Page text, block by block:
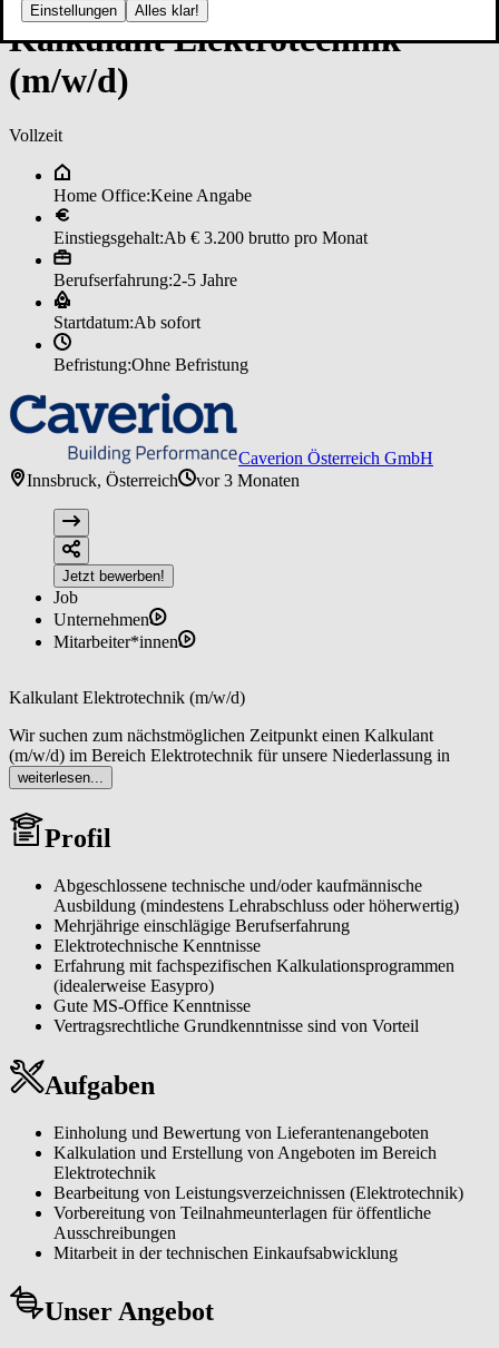
Einstellungen Alles klar!
Kal­ku­lan­t ­Elek­tro­tech­ni­k
(m/w/d)
Vollzeit
Home Office:Keine Angabe
Einstiegsgehalt:Ab € 3.200 brutto pro Monat
Berufserfahrung:2-5 Jahre
Startdatum:Ab sofort
Befristung:Ohne Befristung
Caverion Österreich GmbH
Innsbruck, Österreich
vor 3 Monaten
Jetzt bewerben!
Job
Unternehmen
Mitarbeiter*innen
Kalkulant Elektrotechnik (m/w/d)
Wir suchen zum nächstmöglichen Zeitpunkt einen Kalkulant
(m/w/d) im Bereich Elektrotechnik für unsere Niederlassung in
Innsbruck!
weiterlesen...
Profil
Abgeschlossene technische und/oder kaufmännische
Ausbildung (mindestens Lehrabschluss oder höherwertig)
Mehrjährige einschlägige Berufserfahrung
Elektrotechnische Kenntnisse
Erfahrung mit fachspezifischen Kalkulationsprogrammen
(idealerweise Easypro)
Gute MS-Office Kenntnisse
Vertragsrechtliche Grundkenntnisse sind von Vorteil
Aufgaben
Einholung und Bewertung von Lieferantenangeboten
Kalkulation und Erstellung von Angeboten im Bereich
Elektrotechnik
Bearbeitung von Leistungsverzeichnissen (Elektrotechnik)
Vorbereitung von Teilnahmeunterlagen für öffentliche
Ausschreibungen
Mitarbeit in der technischen Einkaufsabwicklung
Unser Angebot